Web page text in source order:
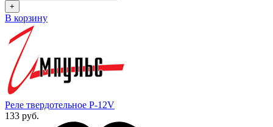
+
В корзину
Реле твердотельное P-12V
133 руб.